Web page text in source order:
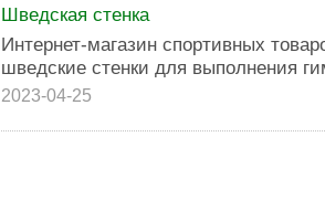
Шведская стенка
Интернет-магазин спортивных
шведские стенки для выполнения
2023-04-25